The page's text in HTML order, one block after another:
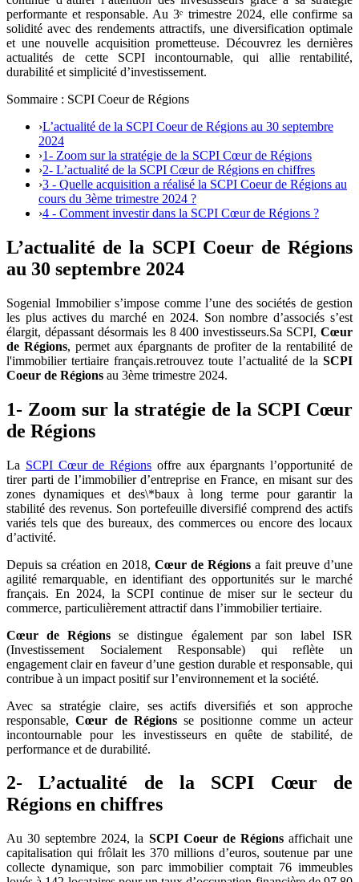
performante et responsable. Au 3ᵉ trimestre 2024, elle confirme sa
solidité avec des rendements attractifs, une diversification optimale
et une nouvelle acquisition prometteuse. Découvrez les dernières
actualités de cette SCPI incontournable, qui allie rentabilité,
durabilité et simplicité d’investissement.
Sommaire : SCPI Coeur de Régions
›L’actualité de la SCPI Coeur de Régions au 30 septembre
2024
›1- Zoom sur la stratégie de la SCPI Cœur de Régions
›2- L’actualité de la SCPI Cœur de Régions en chiffres
›3 - Quelle acquisition a réalisé la SCPI Coeur de Régions au
cours du 3ème trimestre 2024 ?
›4 - Comment investir dans la SCPI Cœur de Régions ?
L’actualité de la SCPI Coeur de Régions
au 30 septembre 2024
Sogenial Immobilier s’impose comme l’une des sociétés de gestion
les plus actives du marché en 2024. Son nombre d’associés s’est
élargit, dépassant désormais les 8 400 investisseurs.Sa SCPI, Cœur
de Régions, permet aux épargnants de profiter de la rentabilité de
l'immobilier tertiaire français.retrouvez toute l’actualité de la SCPI
Coeur de Régions au 3ème trimestre 2024.
1- Zoom sur la stratégie de la SCPI Cœur
de Régions
La SCPI Cœur de Régions offre aux épargnants l’opportunité de
tirer parti de l’immobilier d’entreprise en France, en misant sur des
zones dynamiques et des\*baux à long terme pour garantir la
stabilité des revenus. Son portefeuille diversifié comprend des actifs
variés tels que des bureaux, des commerces ou encore des locaux
d’activité.
Depuis sa création en 2018, Cœur de Régions a fait preuve d’une
agilité remarquable, en identifiant des opportunités sur le marché
français. En 2024, la SCPI continue de miser sur le secteur du
commerce, particulièrement attractif dans l’immobilier tertiaire.
Cœur de Régions se distingue également par son label ISR
(Investissement Socialement Responsable) qui reflète un
engagement clair en faveur d’une gestion durable et responsable, qui
contribue à un impact positif sur l’environnement et la société.
Avec sa stratégie claire, ses actifs diversifiés et son approche
responsable,Cœur de Régionsse positionne comme un acteur
incontournable pour les investisseurs en quête de stabilité, de
performance et de durabilité.
2- L’actualité de la SCPI Cœur de
Régions en chiffres
Au 30 septembre 2024, la SCPI Coeur de Régionsaffichait une
capitalisation qui frôlait les 370 millions d’euros, soutenue par une
collecte dynamique, son parc immobilier comptait 76 immeubles